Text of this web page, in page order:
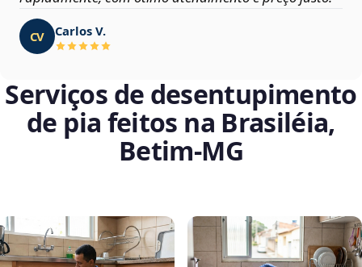
CV Carlos V.
Serviços de desentupimento
de pia feitos na Brasiléia,
Betim‑MG